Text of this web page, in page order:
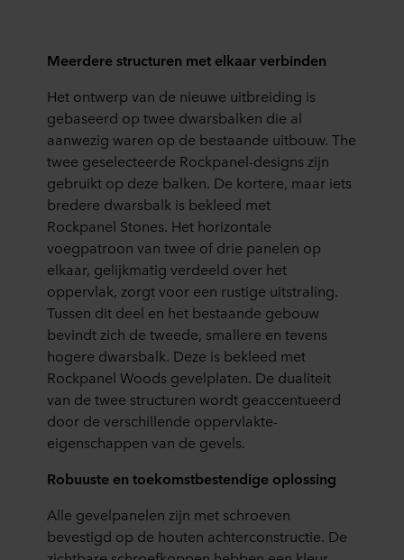
Meerdere structuren met elkaar verbinden
Het ontwerp van de nieuwe uitbreiding is
gebaseerd op twee dwarsbalken die al
aanwezig waren op de bestaande uitbouw. The
twee geselecteerde Rockpanel-designs zijn
gebruikt op deze balken. De kortere, maar iets
bredere dwarsbalk is bekleed met
Rockpanel Stones. Het horizontale
voegpatroon van twee of drie panelen op
elkaar, gelijkmatig verdeeld over het
oppervlak, zorgt voor een rustige uitstraling.
Tussen dit deel en het bestaande gebouw
bevindt zich de tweede, smallere en tevens
hogere dwarsbalk. Deze is bekleed met
Rockpanel Woods gevelplaten. De dualiteit
van de twee structuren wordt geaccentueerd
door de verschillende oppervlakte-
eigenschappen van de gevels.
Robuuste en toekomstbestendige oplossing
Alle gevelpanelen zijn met schroeven
bevestigd op de houten achterconstructie. De